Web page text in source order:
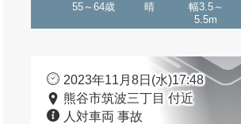
55～64歳 晴
幅3.5～
5.5m
2023年11月8日(水)17:48
熊谷市筑波三丁目 付近
人対車両 事故